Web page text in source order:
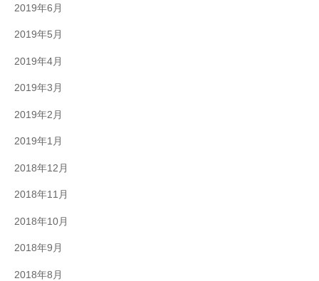
2019年6月
2019年5月
2019年4月
2019年3月
2019年2月
2019年1月
2018年12月
2018年11月
2018年10月
2018年9月
2018年8月